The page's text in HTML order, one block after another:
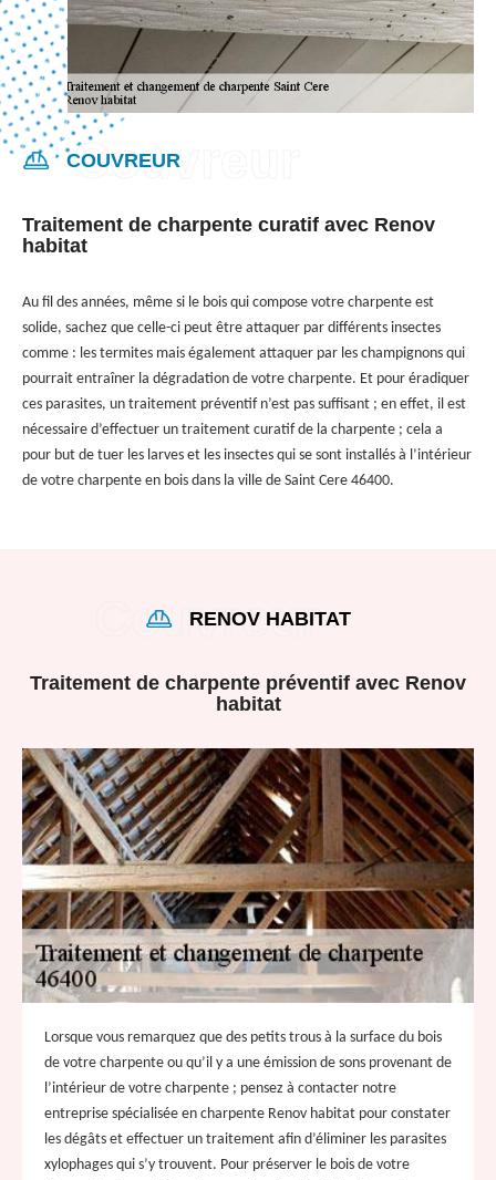
COUVREUR
Traitement de charpente curatif avec Renov
habitat
Au fil des années, même si le bois qui compose votre charpente est
solide, sachez que celle-ci peut être attaquer par différents insectes
comme : les termites mais également attaquer par les champignons qui
pourrait entraîner la dégradation de votre charpente. Et pour éradiquer
ces parasites, un traitement préventif n’est pas suffisant ; en effet, il est
nécessaire d’effectuer un traitement curatif de la charpente ; cela a
pour but de tuer les larves et les insectes qui se sont installés à l’intérieur
de votre charpente en bois dans la ville de Saint Cere 46400.
RENOV HABITAT
Traitement de charpente préventif avec Renov
habitat
Lorsque vous remarquez que des petits trous à la surface du bois
de votre charpente ou qu’il y a une émission de sons provenant de
l’intérieur de votre charpente ; pensez à contacter notre
entreprise spécialisée en charpente Renov habitat pour constater
les dégâts et effectuer un traitement afin d’éliminer les parasites
xylophages qui s’y trouvent. Pour préserver le bois de votre